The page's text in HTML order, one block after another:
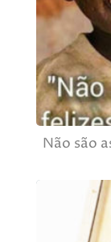
Não são